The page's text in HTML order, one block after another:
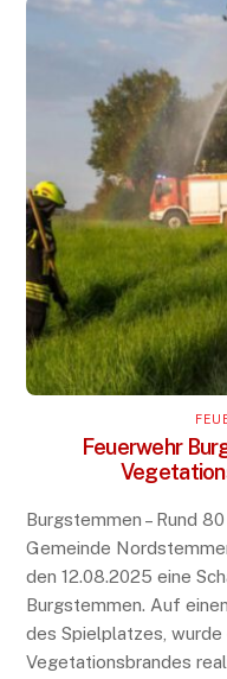
Feuerwehr
Burgstemmen – Rund
Gemeinde
den 12.08.2025 eine
Burgstemmen. Auf
des Spielplatzes,
Vegetationsbrandes